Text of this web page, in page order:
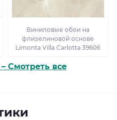
Виниловые обои на
флизелиновой основе
Limonta Villa Carlotta 39606
Смотреть все